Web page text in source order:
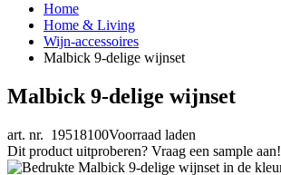
Home
Home & Living
Wijn-accessoires
Malbick 9-delige wijnset
Malbick 9-delige wijnset
art. nr. 19518100Voorraad laden
Dit product uitproberen? Vraag een sample aan!